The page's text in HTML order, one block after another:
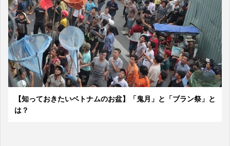
【知っておきたいベトナムのお盆】「鬼月」と「ブラン祭」と
は？